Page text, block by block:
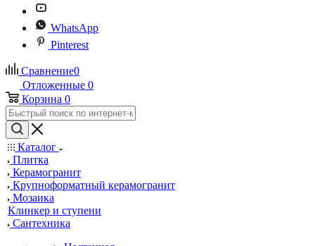
WhatsApp
Pinterest
Сравнение0
Отложенные 0
Корзина 0
Каталог
Плитка
Керамогранит
Крупноформатный керамогранит
Мозаика
Клинкер и ступени
Сантехника